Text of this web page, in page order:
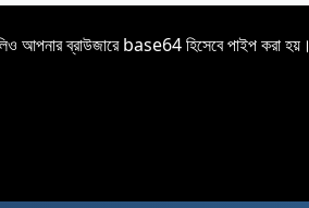
আপনার ব্রাউজারে base64 হিসেবে পাইপ করা হয়।